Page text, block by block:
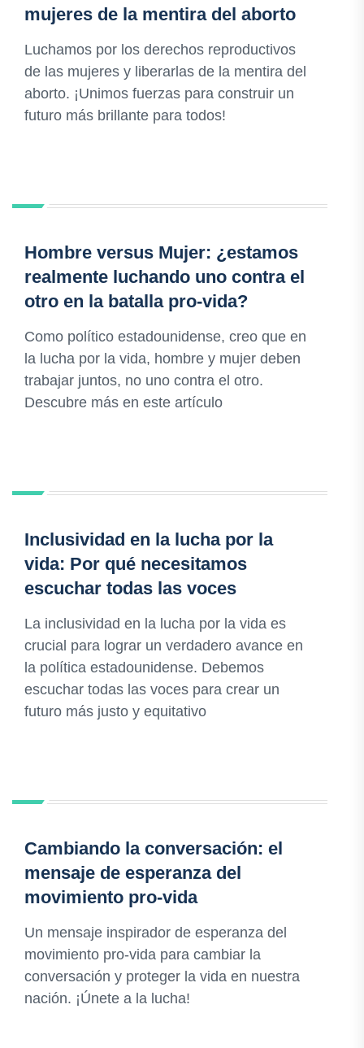
mujeres de la mentira del aborto
Luchamos por los derechos reproductivos
de las mujeres y liberarlas de la mentira del
aborto. ¡Unimos fuerzas para construir un
futuro más brillante para todos!
Hombre versus Mujer: ¿estamos
realmente luchando uno contra el
otro en la batalla pro-vida?
Como político estadounidense, creo que en
la lucha por la vida, hombre y mujer deben
trabajar juntos, no uno contra el otro.
Descubre más en este artículo
Inclusividad en la lucha por la
vida: Por qué necesitamos
escuchar todas las voces
La inclusividad en la lucha por la vida es
crucial para lograr un verdadero avance en
la política estadounidense. Debemos
escuchar todas las voces para crear un
futuro más justo y equitativo
Cambiando la conversación: el
mensaje de esperanza del
movimiento pro-vida
Un mensaje inspirador de esperanza del
movimiento pro-vida para cambiar la
conversación y proteger la vida en nuestra
nación. ¡Únete a la lucha!